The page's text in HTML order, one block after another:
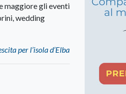
maggiore gli eventi
wedding
per l’isola d’Elba